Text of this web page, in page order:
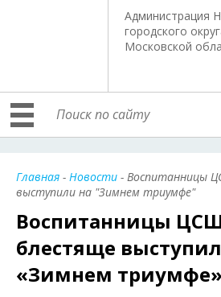
Администрация
городского
Московской
Главная - Новости - Воспитанницы
выступили на "Зимнем триумфе"
Воспитанницы
блестяще
«Зимнем триумфе»